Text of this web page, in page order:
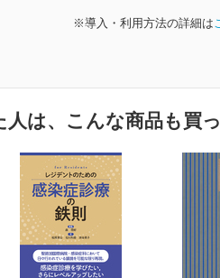
※導入・利用方法の詳細は
は、こんな商品も買